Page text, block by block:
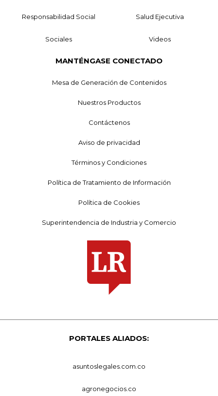
Responsabilidad Social Salud Ejecutiva
Sociales Videos
MANTÉNGASE CONECTADO
Mesa de Generación de Contenidos
Nuestros Productos
Contáctenos
Aviso de privacidad
Términos y Condiciones
Política de Tratamiento de Información
Política de Cookies
Superintendencia de Industria y Comercio
PORTALES ALIADOS:
asuntoslegales.com.co
agronegocios.co